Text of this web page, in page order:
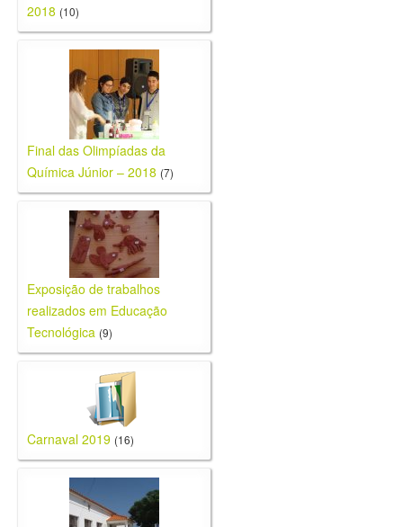
2018 (10)
Final das Olimpíadas da
Química Júnior – 2018 (7)
Exposição de trabalhos
realizados em Educação
Tecnológica (9)
Carnaval 2019 (16)